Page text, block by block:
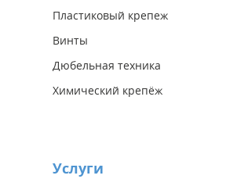
Пластиковый крепеж
Винты
Дюбельная техника
Химический крепёж
Услуги